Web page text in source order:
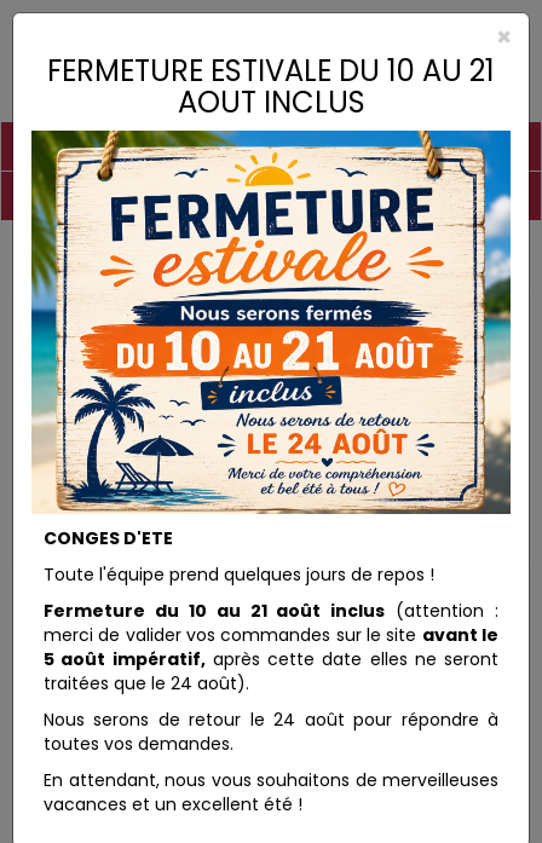
Toggle
PIGMENTS CHAUX CHARGES LIANTS
COLLES DROGUERIE MATÉRIEL DESTOCKAGE
Droguerie Sulfate de Fer
DROGUERIE
×
FERMETURE ESTIVALE DU 10 AU 21
AOUT INCLUS
CONGES D'ETE
Toute l'équipe prend quelques jours de repos !
Fermeture du 10 au 21 août inclus (attention :
merci de valider vos commandes sur le site avant le
5 août impératif,après cette date elles ne seront
traitées que le 24 août).
Nous serons de retour le 24 août pour répondre à
toutes vos demandes.
En attendant, nous vous souhaitons de merveilleuses
vacances et un excellent été !